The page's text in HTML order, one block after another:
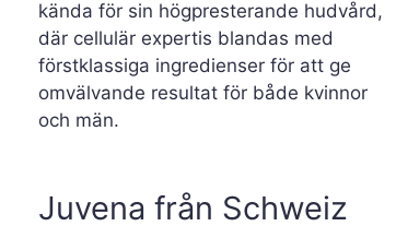
kända för sin högpresterande hudvård,
där cellulär expertis blandas med
förstklassiga ingredienser för att ge
omvälvande resultat för både kvinnor
och män.
Juvena från Schweiz